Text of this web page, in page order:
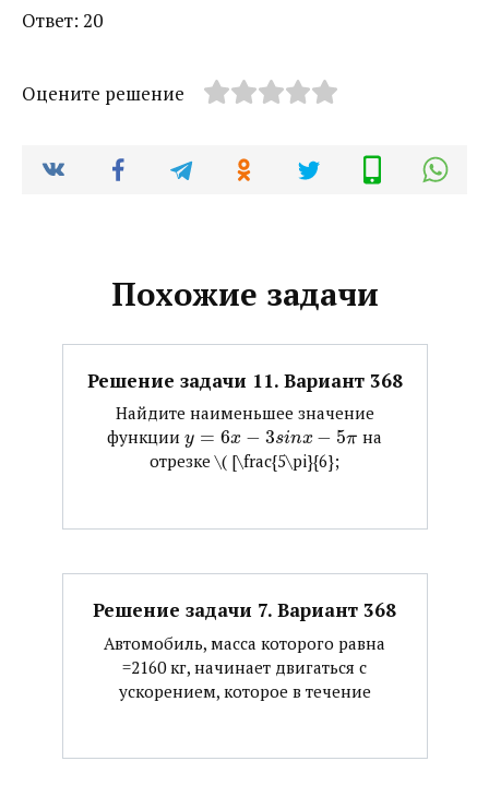
Ответ: 20
Оцените решение
Похожие задачи
Решение задачи 11. Вариант 368
Найдите наименьшее значение
функции ​ y = 6x − 3sinx − 5π ​ на
отрезке ​\( [\frac{5\pi}{6};
Решение задачи 7. Вариант 368
Автомобиль, масса которого равна
=2160 кг, начинает двигаться с
ускорением, которое в течение